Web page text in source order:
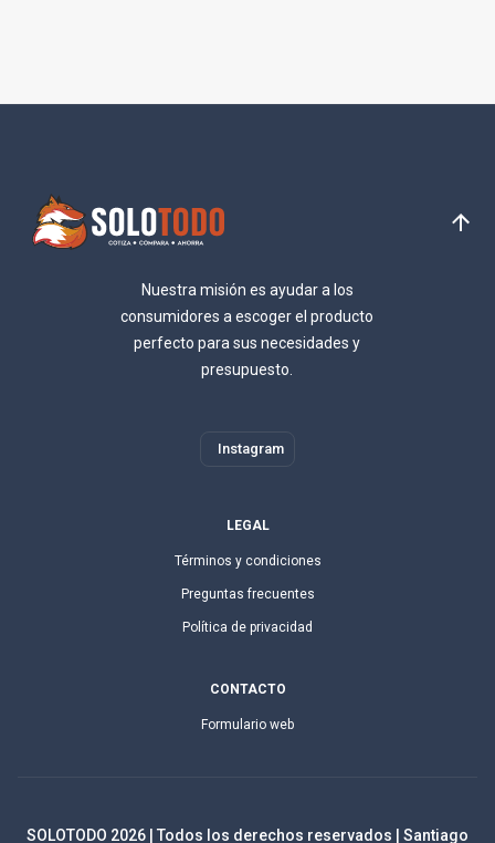
Nuestra misión es ayudar a los
consumidores a escoger el producto
perfecto para sus necesidades y
presupuesto.
Instagram
LEGAL
Términos y condiciones
Preguntas frecuentes
Política de privacidad
CONTACTO
Formulario web
SOLOTODO 2026 | Todos los derechos reservados | Santiago